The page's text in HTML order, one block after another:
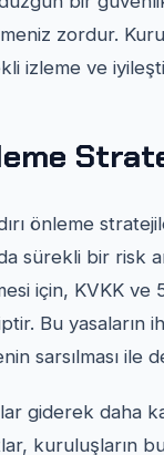
zordur.
izleme ve
önleme
sürekli bir risk
için, KVKK ve
Bu yasaların
sarsılması ile
giderek daha
kuruluşların